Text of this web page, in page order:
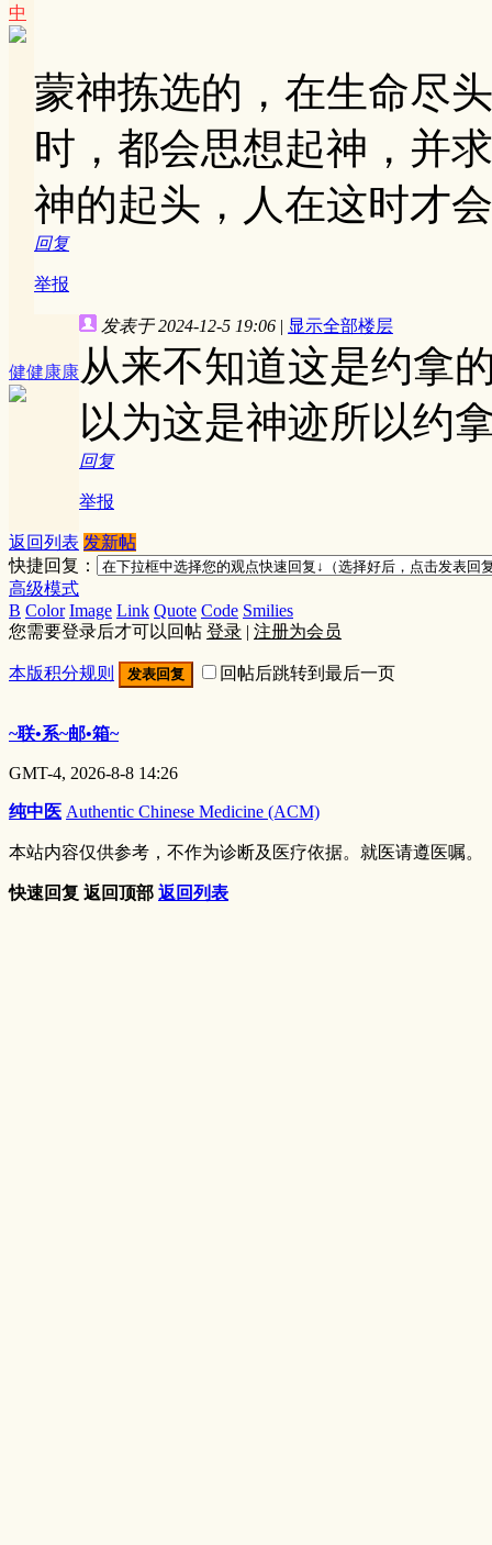
中
蒙神拣选的，在生命尽
时，都会思想起神，并
神的起头，人在这时才
回复
举报
健健康康
发表于 2024-12-5 19:06 | 显示全部楼层
从来不知道这是约拿
以为这是神迹所以约
回复
举报
返回列表 发新帖
快捷回复：
高级模式
B Color Image Link Quote Code Smilies
您需要登录后才可以回帖 登录 | 注册为会员
本版积分规则 发表回复 回帖后跳转到最后一页
~联•系~邮•箱~
GMT-4, 2026-8-8 14:26
纯中医 Authentic Chinese Medicine (ACM)
本站内容仅供参考，不作为诊断及医疗依据。就医请遵医嘱。
快速回复 返回顶部 返回列表